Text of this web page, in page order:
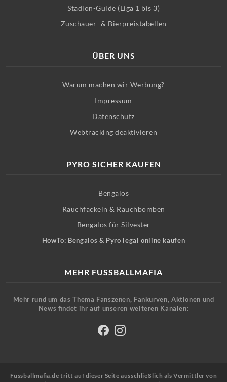
Stadion-Guide (Liga 1 bis 3)
Zuschauer- & Bierpreistabellen
ÜBER UNS
Warum machen wir Werbung?
Impressum
Datenschutz
Webtracking deaktivieren
PYRO SICHER KAUFEN
Bengalos
Rauchfackeln & Rauchbomben
Bengalos für Silvester
HowTo: Bengalos & Pyro legal online kaufen
MEHR FUSSBALLMAFIA
Mehr rund um das Thema Fanszenen, Fankurven, Aktionen und
News findet ihr auf unseren weiteren Kanälen:
Fussballmafia.de tritt auf dieser Seite ausschließlich als Vermittler von